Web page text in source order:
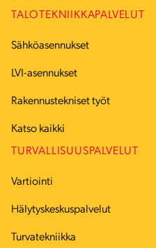
TALOTEKNIIKKAPALVELUT
Sähköasennukset
LVI-asennukset
Rakennustekniset työt
Katso kaikki
TURVALLISUUSPALVELUT
Vartiointi
Hälytyskeskuspalvelut
Turvatekniikka